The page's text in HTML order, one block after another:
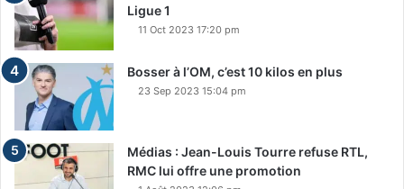
Ligue 1
11 Oct 2023 17:20 pm
Bosser à l’OM, c’est 10 kilos en plus
23 Sep 2023 15:04 pm
Médias : Jean-Louis Tourre refuse RTL,
RMC lui offre une promotion